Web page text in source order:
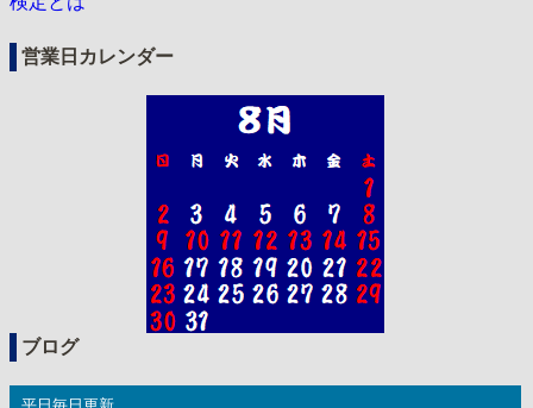
営業日カレンダー
ブログ